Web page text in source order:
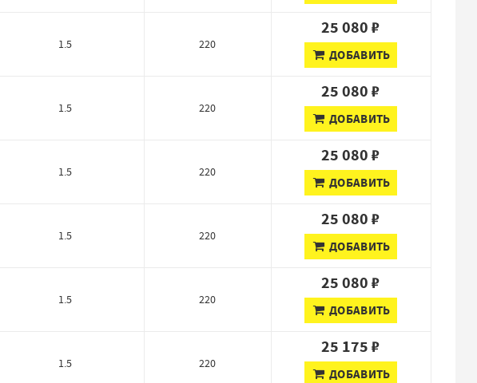
1.5 220
25 080 ₽
ДОБАВИТЬ
1.5 220
25 080 ₽
ДОБАВИТЬ
1.5 220
25 080 ₽
ДОБАВИТЬ
1.5 220
25 080 ₽
ДОБАВИТЬ
1.5 220
25 080 ₽
ДОБАВИТЬ
1.5 220
25 175 ₽
ДОБАВИТЬ